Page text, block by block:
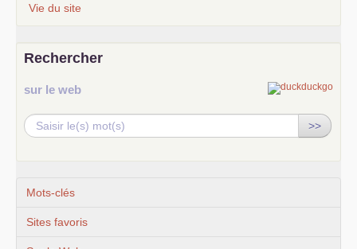
Vie du site
Rechercher
sur le web
>>
Mots-clés
Sites favoris